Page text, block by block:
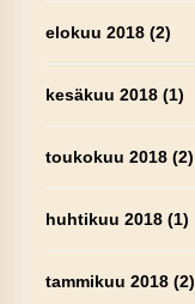
elokuu 2018(2)
kesäkuu 2018(1)
toukokuu 2018(2)
huhtikuu 2018(1)
tammikuu 2018(2)